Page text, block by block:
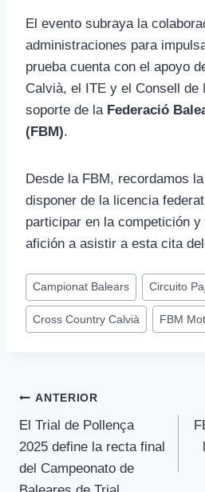
El evento subraya la
administraciones para
prueba cuenta con el apoyo
Calvià, el ITE y el Consell de
soporte de la Federació
(FBM).
Desde la FBM, recordamos
disponer de la licencia
participar en la competición
afición a asistir a esta cita
Etiquetas
de
la
Campionat Balears Circuito
Cross Country Calvià FBM
Navegación
de
entradas
ANTERIOR
El Trial de Pollença
2025 define la recta final
del Campeonato de